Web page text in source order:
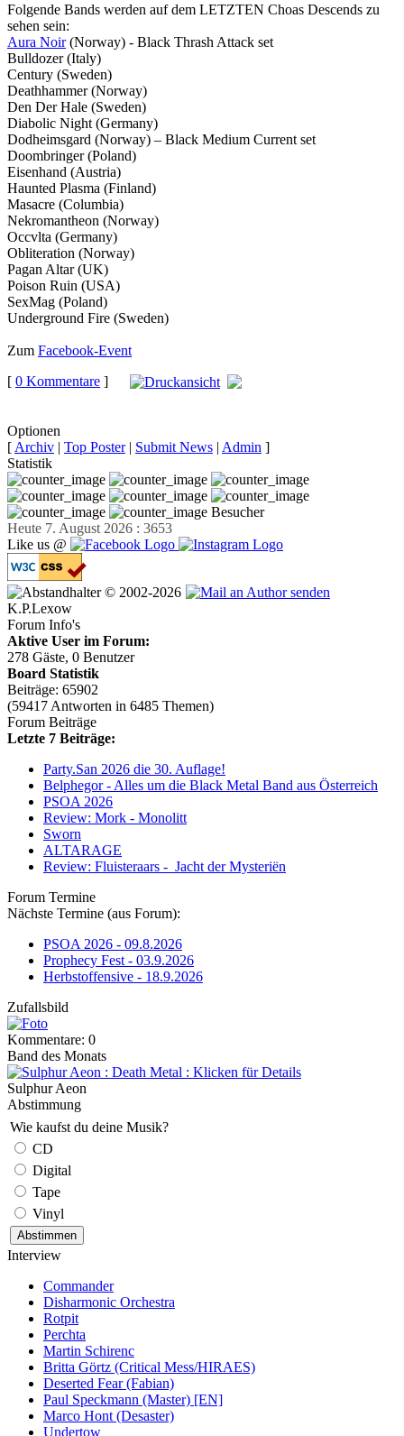
Folgende Bands werden auf dem LETZTEN Choas Descends zu
sehen sein:
Aura Noir(Norway) - Black Thrash Attack set
Bulldozer (Italy)
Century (Sweden)
Deathhammer (Norway)
Den Der Hale (Sweden)
Diabolic Night (Germany)
Dodheimsgard (Norway) – Black Medium Current set
Doombringer (Poland)
Eisenhand (Austria)
Haunted Plasma (Finland)
Masacre (Columbia)
Nekromantheon (Norway)
Occvlta (Germany)
Obliteration (Norway)
Pagan Altar (UK)
Poison Ruin (USA)
SexMag (Poland)
Underground Fire (Sweden)
Zum Facebook-Event
[ 0 Kommentare ]
Optionen
[ Archiv | Top Poster| Submit News | Admin ]
Statistik
Besucher
Heute 7. August 2026 : 3653
Like us @
© 2002-2026
K.P.Lexow
Forum Info's
Aktive User im Forum:
278 Gäste, 0 Benutzer
Board Statistik
Beiträge: 65902
(59417 Antworten in 6485 Themen)
Forum Beiträge
Letzte 7 Beiträge:
Party.San 2026 die 30. Auflage!
Belphegor - Alles um die Black Metal Band aus Österreich
PSOA 2026
Review: Mork - Monolitt
Sworn
ALTARAGE
Review: Fluisteraars - Jacht der Mysteriën
Forum Termine
Nächste Termine (aus Forum):
PSOA 2026 - 09.8.2026
Prophecy Fest - 03.9.2026
Herbstoffensive - 18.9.2026
Zufallsbild
Kommentare: 0
Band des Monats
Sulphur Aeon
Abstimmung
Wie kaufst du deine Musik?
CD
Digital
Tape
Vinyl
Interview
Commander
Disharmonic Orchestra
Rotpit
Perchta
Martin Schirenc
Britta Görtz (Critical Mess/HIRAES)
Deserted Fear (Fabian)
Paul Speckmann (Master) [EN]
Marco Hont (Desaster)
Undertow